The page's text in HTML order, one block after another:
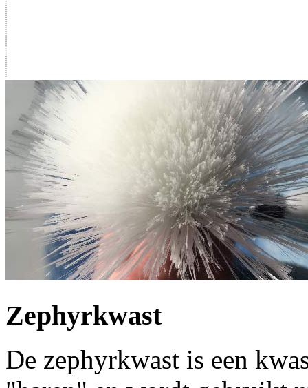
Zephyrkwast
De zephyrkwast is een